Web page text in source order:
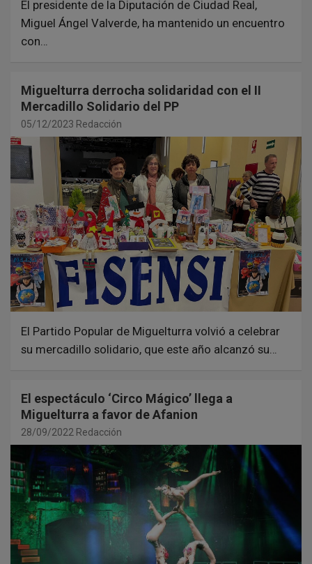
El presidente de la Diputación de Ciudad Real,
Miguel Ángel Valverde, ha mantenido un encuentro
con…
Miguelturra derrocha solidaridad con el II
Mercadillo Solidario del PP
05/12/2023 Redacción
El Partido Popular de Miguelturra volvió a celebrar
su mercadillo solidario, que este año alcanzó su…
El espectáculo ‘Circo Mágico’ llega a
Miguelturra a favor de Afanion
28/09/2022 Redacción